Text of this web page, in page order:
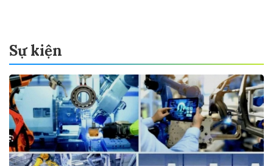
Sự kiện